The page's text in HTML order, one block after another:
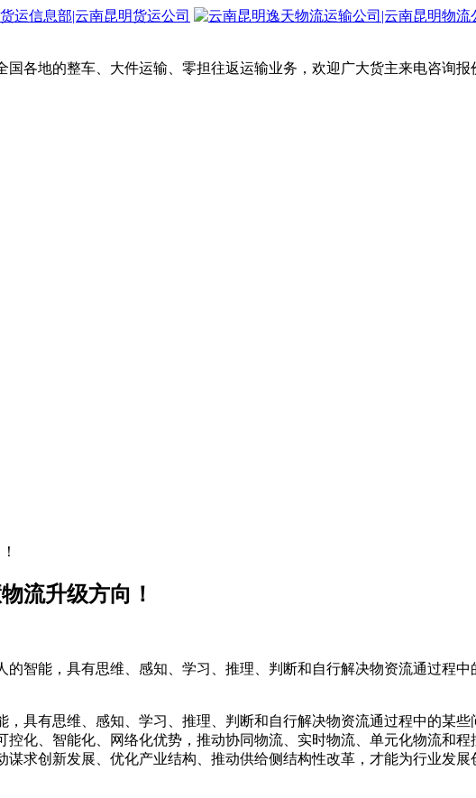
各地的整车、大件运输、零担往返运输业务，欢迎广大货主来电咨询报
流升级方向！
智能，具有思维、感知、学习、推理、判断和自行解决物资流通过程
具有思维、感知、学习、推理、判断和自行解决物资流通过程中的某
化、智能化、网络化优势，推动协同物流、实时物流、单元化物流和
求创新发展、优化产业结构、推动供给侧结构性改革，才能为行业发展